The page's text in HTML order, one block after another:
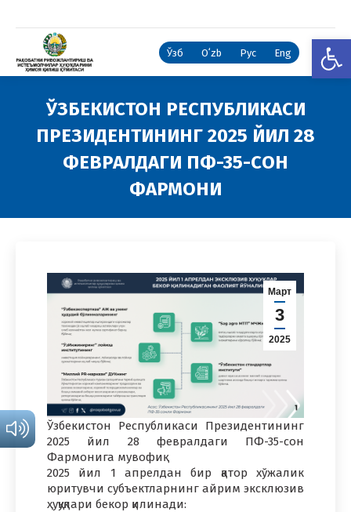
Ўзб Oʻzb Рус Eng
ЎЗБЕКИСТОН РЕСПУБЛИКАСИ
ПРЕЗИДЕНТИНИНГ 2025 ЙИЛ 28
ФЕВРАЛДАГИ ПФ-35-СОН
ФАРМОНИ
Март
3
2025
Ўзбекистон Республикаси Президентининг
2025 йил 28 февралдаги ПФ-35-сон
Фармонига мувофиқ
2025 йил 1 апрелдан бир қатор хўжалик
юритувчи субъектларнинг айрим эксклюзив
ҳуқуқлари бекор қилинади: